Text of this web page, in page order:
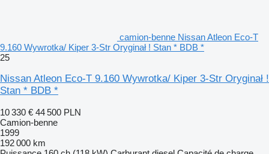
camion-benne Nissan Atleon Eco-T
9.160 Wywrotka/ Kiper 3-Str Oryginał ! Stan * BDB *
25
Nissan Atleon Eco-T 9.160 Wywrotka/ Kiper 3-Str Oryginał !
Stan * BDB *
10 330 € 44 500 PLN
Camion-benne
1999
192 000 km